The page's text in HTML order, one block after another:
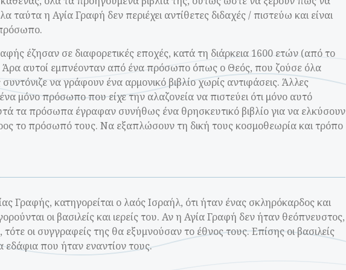
η Αγία Γραφή δεν περιέχει αντίθετες διδαχές / πιστεύω και είναι
έζησαν σε διαφορετικές εποχές, κατά τη διάρκεια 1600 ετών (από το
Άρα αυτοί εμπνέονταν από ένα πρόσωπο όπως ο Θεός, που ζούσε όλα
να γράφουν ένα αρμονικό βιβλίο χωρίς αντιφάσεις. Άλλες
μόνο πρόσωπο που είχε την αλαζονεία να πιστεύει ότι μόνο αυτό
τα πρόσωπα έγραφαν συνήθως ένα θρησκευτικό βιβλίο για να ελκύσουν
το πρόσωπό τους. Να εξαπλώσουν τη δική τους κοσμοθεωρία και τρόπο
Γραφής, κατηγορείται ο λαός Ισραήλ, ότι ήταν ένας σκληρόκαρδος και
οι βασιλείς και ιερείς του. Αν η Αγία Γραφή δεν ήταν θεόπνευστος,
οι συγγραφείς της θα εξυμνούσαν το έθνος τους. Επίσης οι βασιλείς
εδάφια που ήταν εναντίον τους.